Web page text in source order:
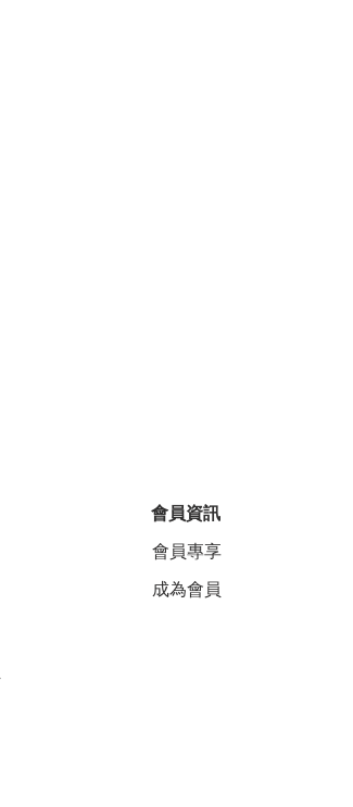
會員資訊
會員專享
成為會員